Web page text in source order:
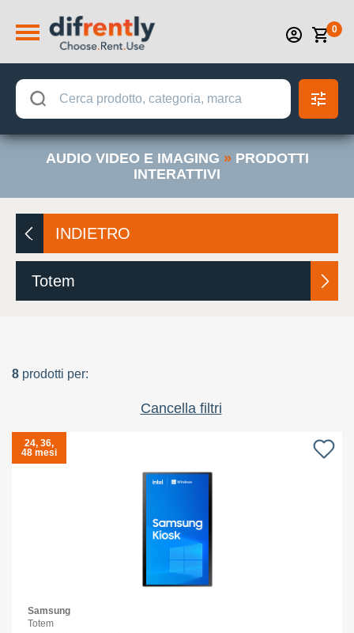
0
AUDIO VIDEO E IMAGING »PRODOTTI
INTERATTIVI
INDIETRO
Totem
8 prodotti per:
Cancella filtri
24, 36,
48 mesi
Samsung
Totem